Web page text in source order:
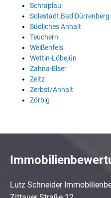
Schraplau
Solestadt Bad Dürrenberg
Südliches Anhalt
Teuchern
Weißenfels
Wettin-Löbejün
Zahna-Elser
Zeitz
Zerbst/Anhalt
Zörbig
Lutz Schneider